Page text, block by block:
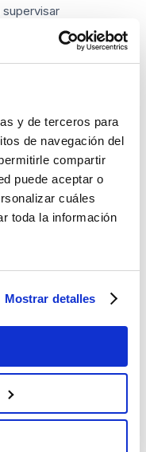
y de terceros para
de navegación del
compartir
puede aceptar o
cuáles
toda la información
Mostrar detalles
de información
que el sistema
libre, sino
transparente y
el futuro
parte del
de caución,
En concreto,
reducción de
previsto.